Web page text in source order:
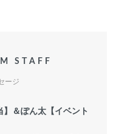
STAFF
ージ
＆ぽん太【イベント